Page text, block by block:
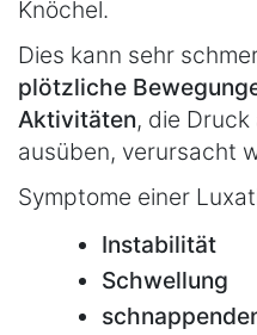
Knöchel.
Dies kann sehr
plötzliche
Aktivitäten, die
ausüben, verursacht
Symptome einer
Instabilität
Schwellung